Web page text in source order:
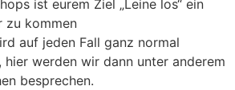
ist eurem Ziel „Leine los“ ein
zu kommen
auf jeden Fall ganz normal
werden wir dann unter anderem
besprechen.